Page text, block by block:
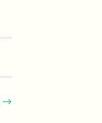
→